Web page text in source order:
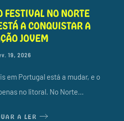
FESTIVAL NO NORTE
A CONQUISTAR A
JOVEM
19, 2026
em Portugal está a mudar, e o
no litoral. No Norte…
A LER